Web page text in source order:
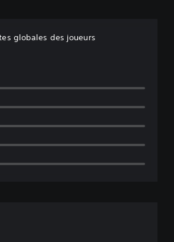
globales des joueurs